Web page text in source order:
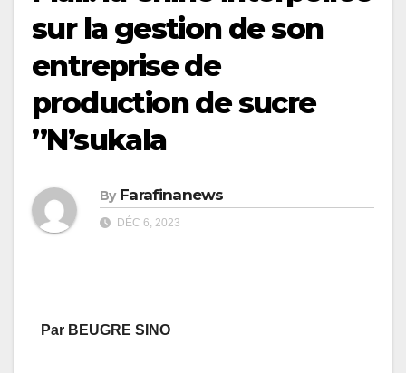
sur la gestion de son
entreprise de
production de sucre
”N’sukala
By Farafinanews
DÉC 6, 2023
Par BEUGRE SINO